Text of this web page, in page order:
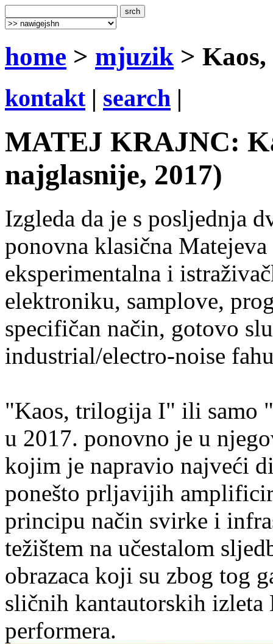
home > mjuzik >
kontakt| search |
MATEJ KRAJNC:
najglasnije, 2017)
Izgleda da je s posljednja
ponovna klasična
eksperimentalna i
elektroniku, samplove,
specifičan način, gotovo
industrial/electro-noise
"Kaos, trilogija I" ili samo
u 2017. ponovno je u
kojim je napravio najveći
ponešto prljavijih
principu način svirke i
težištem na učestalom
obrazaca koji su zbog tog
sličnih kantautorskih
performera.